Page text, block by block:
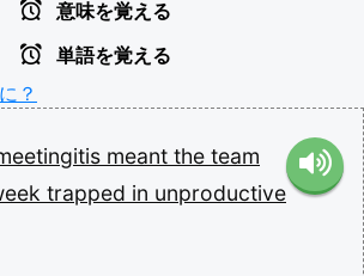
意味を覚える
単語を覚える
？
meant the team
trapped in unproductive